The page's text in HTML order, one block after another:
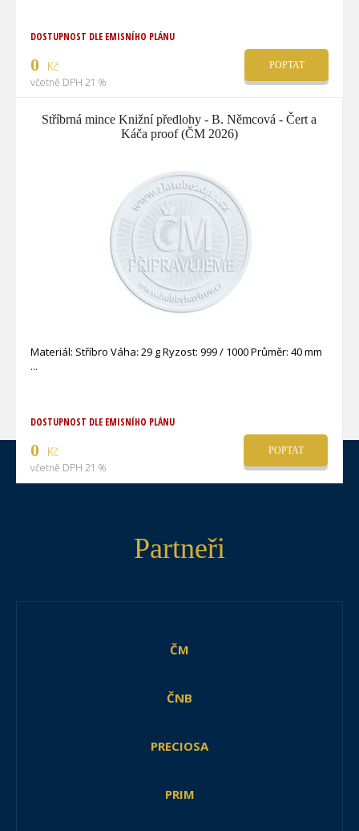
DOSTUPNOST DLE EMISNÍHO PLÁNU
0 Kč
včetně DPH 21 %
POPTAT
Stříbrná mince Knižní předlohy - B. Němcová - Čert a
Káča proof (ČM 2026)
Materiál: Stříbro Váha: 29 g Ryzost: 999 / 1000 Průměr: 40 mm
DOSTUPNOST DLE EMISNÍHO PLÁNU
0 Kč
včetně DPH 21 %
POPTAT
Partneři
ČM
ČNB
PRECIOSA
PRIM